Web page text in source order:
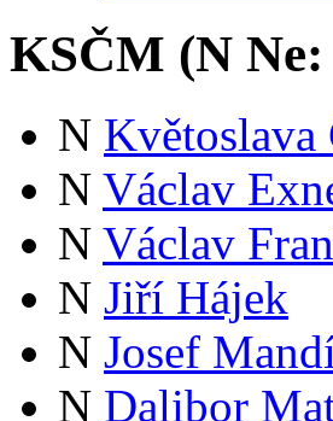
KSČM (N Ne:
N Květoslava
N Václav
N Václav
N Jiří Hájek
N Josef
N Dalibor